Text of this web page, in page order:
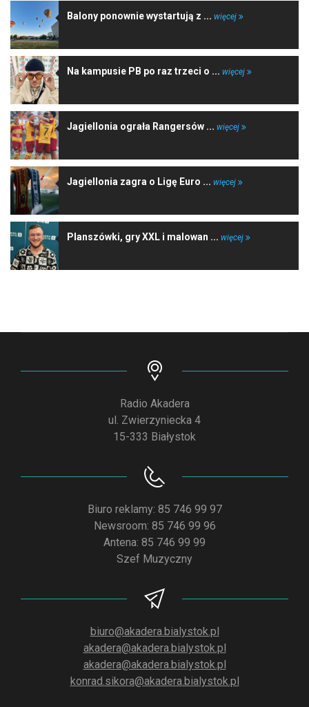
Balony ponownie wystartują z ... więcej
Na kampusie PB po raz trzeci o ... więcej
Jagiellonia ograła Rangersów ... więcej
Jagiellonia zagra o Ligę Euro ... więcej
Planszówki, gry XXL i malowan ... więcej
Radio Akadera
ul. Zwierzyniecka 4
15-333 Białystok
Biuro reklamy: 85 746 99 97
Newsroom: 85 746 99 96
Antena: 85 746 99 99
Szef Muzyczny
biuro@akadera.bialystok.pl
akadera@akadera.bialystok.pl
akadera@akadera.bialystok.pl
konrad.sikora@akadera.bialystok.pl